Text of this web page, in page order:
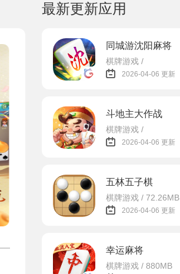
最新更新应用
同城游沈阳麻将
棋牌游戏 /
2026-04-06 更新
斗地主大作战
棋牌游戏 /
2026-04-06 更新
五林五子棋
棋牌游戏 / 72.26MB
2026-04-06 更新
幸运麻将
棋牌游戏 / 880MB